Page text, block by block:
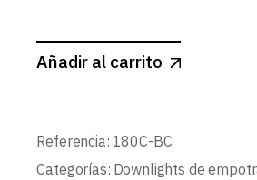
Añadir al carrito
Referencia: 180C-BC
Categorías: Downlights de